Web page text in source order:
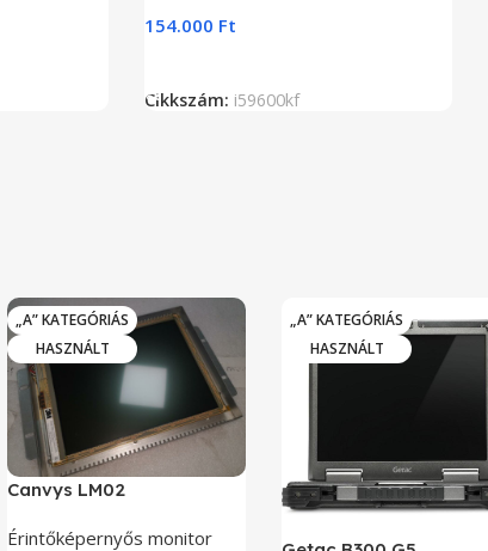
154.000 Ft
Cikkszám: i59600kf
„A” KATEGÓRIÁS
HASZNÁLT
Canvys LM02
Érintőképernyős monitor
„A” KATEGÓRIÁS
HASZNÁLT